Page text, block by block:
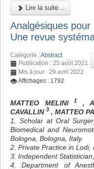
Lire la suite...
Analgésiques
Une revue
Catégorie :Abstract
Publication : 25 août 2021
Mis à jour : 29 avril 2022
Affichages : 1792
MATTEO MELINI 1 ,
CAVALLIN 3 , MATTEO
1. Scholar at Oral
Biomedical and
Bologna, Bologna, Italy.
2. Private Practice in Lodi,
3. Independent
4. Department of